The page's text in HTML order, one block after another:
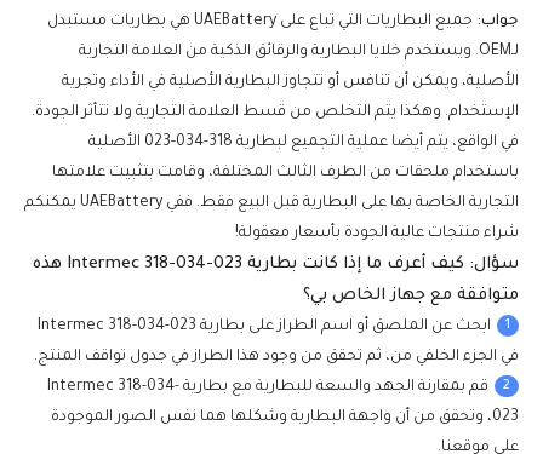
جواب:
جميع البطاريات التي تباع على UAEBattery هي بطاريات مستبدل
لـOEM. ويستخدم خلايا البطارية والرقائق الذكية من العلامة التجارية
الأصلية، ويمكن أن تنافس أو تتجاوز البطارية الأصلية في الأداء وتجرية
الإستخدام. وهكذا يتم التخلص من قسط العلامة التجارية ولا تتأثر الجودة.
في الواقع، يتم أيضا عملية التجميع لبطارية 318-034-023 الأصلية
باستخدام ملحقات من الطرف الثالث المختلفة، وقامت بتثبيت علامتها
التجارية الخاصة بها على البطارية قبل البيع فقط. ففي UAEBattery يمكنكم
شراء منتجات عالية الجودة بأسعار معقولة!
سؤال: كيف أعرف ما إذا كانت بطارية Intermec 318-034-023 هذه
متوافقة مع جهاز الخاص بي؟
1
ابحث عن الملصق أو اسم الطراز على بطارية Intermec 318-034-023
في الجزء الخلفي من، ثم تحقق من وجود هذا الطراز في جدول تواقف المنتج.
2
قم بمقارنة الجهد والسعة للبطارية مع بطارية Intermec 318-034-
023، وتحقق من أن واجهة البطارية وشكلها هما نفس الصور الموجودة
على موقعنا.